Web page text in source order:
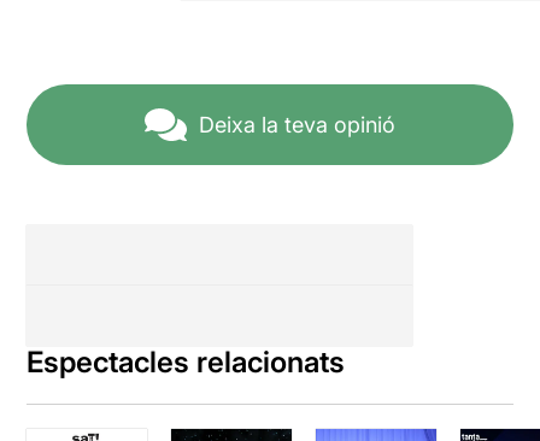
Deixa la teva opinió
Espectacles relacionats